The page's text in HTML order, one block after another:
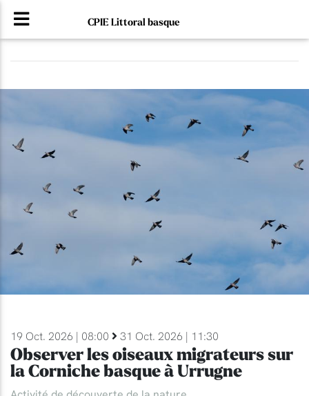
CPIE Littoral basque
19 Oct. 2026 | 08:00 31 Oct. 2026 | 11:30
Observer les oiseaux migrateurs sur
la Corniche basque à Urrugne